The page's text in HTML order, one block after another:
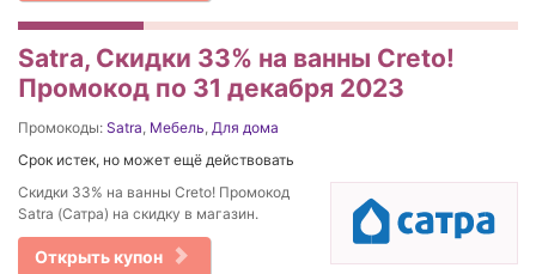
Satra, Скидки 33% на ванны Creto!
Промокод по 31 декабря 2023
Промокоды: Satra, Мебель, Для дома
Срок истек, но может ещё действовать
Скидки 33% на ванны Creto! Промокод
Satra (Сатра) на скидку в магазин.
Открыть купон